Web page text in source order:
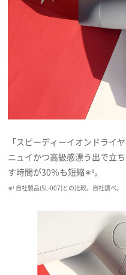
「スピーディーイオンドライ
ニュイかつ高級感漂う出で立
す時間が30％も短縮∗¹。
∗¹ 自社製品(SL-007)との比較。自社調べ。